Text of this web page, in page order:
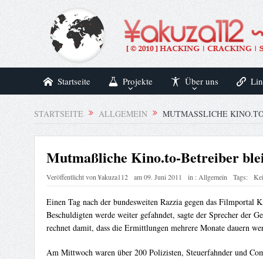
Startseite Projekte Über uns
STARTSEITE ALLGEMEIN MUTMASSLICHE
Mutmaßliche Kino.to-Betreiber
Veröffentlicht von¥akuza112 am09. Juni 2011 in :Allgemein Tags:
Einen Tag nach der bundesweiten Razzia gegen das
Beschuldigten werde weiter gefahndet, sagte der Sprecher der
rechnet damit, dass die Ermittlungen mehrere Monate dauern
Am Mittwoch waren über 200 Polizisten, Steuerfahnder und